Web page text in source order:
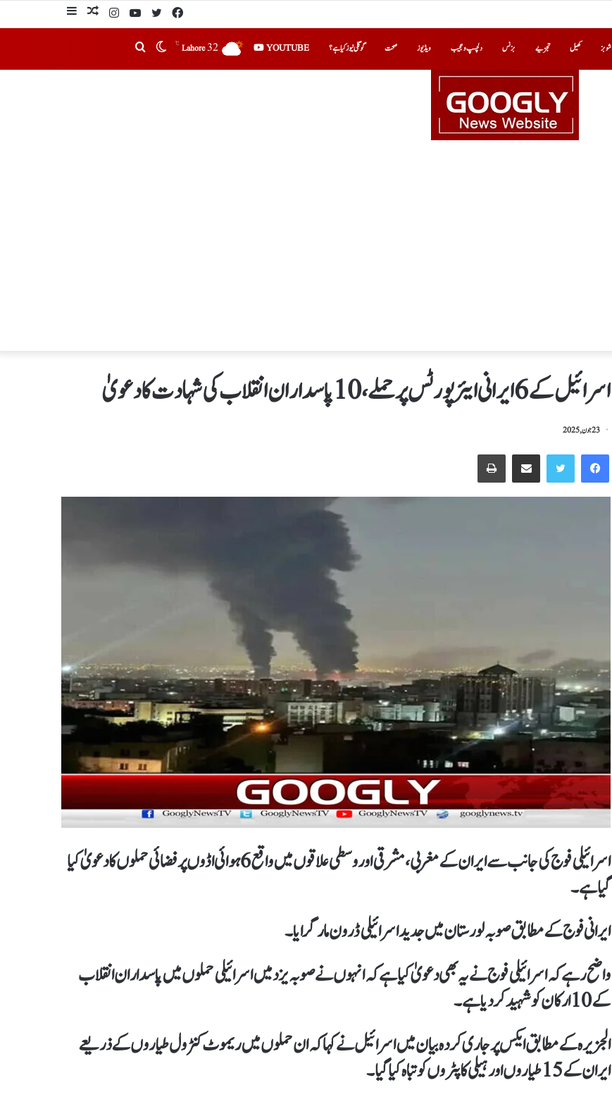
شوبز کھیل تجزیے بزنس دلچسپ و عجیب ویڈیوز صحت گوگلی نیوز کیا ہے؟ YOUTUBE
Lahore32
℃
اسرائیل کے 6 ایرانی ایئرپورٹس پر حملے، 10 پاسداران انقلاب کی شہادت کا دعویٰ
23 جون, 2025
اسرائیلی فوج کی جانب سے ایران کے مغربی، مشرقی اور وسطی علاقوں میں واقع 6 ہوائی اڈوں پر فضائی حملوں کا دعویٰ کیا
گیا ہے۔
ایرانی فوج کے مطابق صوبہ لورستان میں جدید اسرائیلی ڈرون مار گرایا ۔
واضح رہے کہ اسرائیلی فوج نے یہ بھی دعویٰ کیا ہے کہ انہوں نے صوبہ یزد میں اسرائیلی حملوں میں پاسداران انقلاب
کے 10 ارکان کو شہید کر دیا ہے ۔
الجزیرہ کے مطابق ایکس پر جاری کردہ بیان میں اسرائیل نے کہا کہ ان حملوں میں ریموٹ کنٹرول طیاروں کے ذریعے
ایران کے 15 طیاروں اور ہیلی کاپٹروں کو تباہ کیا گیا۔